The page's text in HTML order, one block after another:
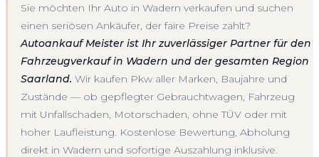
Sie möchten Ihr Auto in Wadern verkaufen und suchen
einen seriösen Ankäufer, der faire Preise zahlt?
Autoankauf Meister ist Ihr zuverlässiger Partner für den
Fahrzeugverkauf in Wadern und der gesamten Region
Saarland. Wir kaufen Pkw aller Marken, Baujahre und
Zustände — ob gepflegter Gebrauchtwagen, Fahrzeug
mit Unfallschaden, Motorschaden, ohne TÜV oder mit
hoher Laufleistung. Kostenlose Bewertung, Abholung
direkt in Wadern und sofortige Auszahlung inklusive.